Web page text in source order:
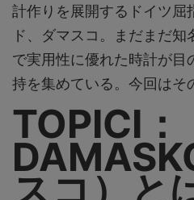
計作りを展開するドイツ屈
ド、ダマスコ。まだまだ
で実用性に優れた時計が目
持を集めている。今回はそ
TOPICⅠ：
スコ）と